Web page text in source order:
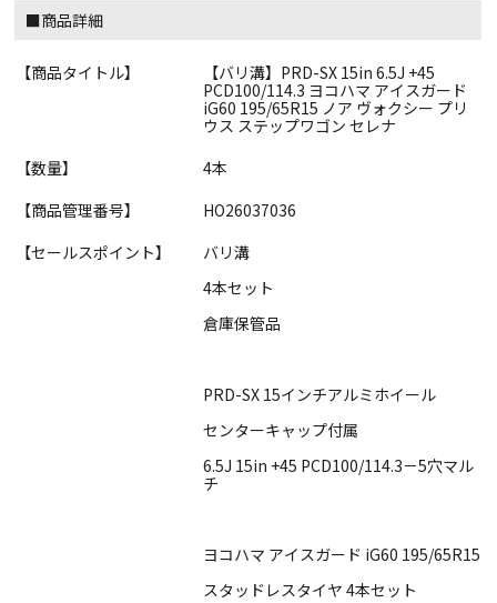
■商品詳細
【商品タイトル】
【バリ溝】PRD-SX 15in 6.5J +45
PCD100/114.3 ヨコハマ アイスガード
iG60 195/65R15 ノア ヴォクシー プリ
ウス ステップワゴン セレナ
【数量】
4本
【商品管理番号】
HO26037036
【セールスポイント】
バリ溝
4本セット
倉庫保管品
PRD-SX 15インチアルミホイール
センターキャップ付属
6.5J 15in +45 PCD100/114.3－5穴マル
チ
ヨコハマ アイスガード iG60 195/65R15
スタッドレスタイヤ 4本セット